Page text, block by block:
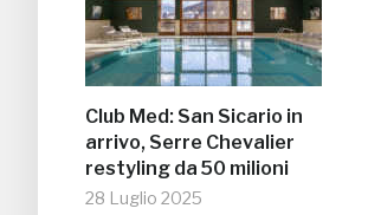
Club Med: San Sicario in
arrivo, Serre Chevalier
restyling da 50 milioni
28 Luglio 2025